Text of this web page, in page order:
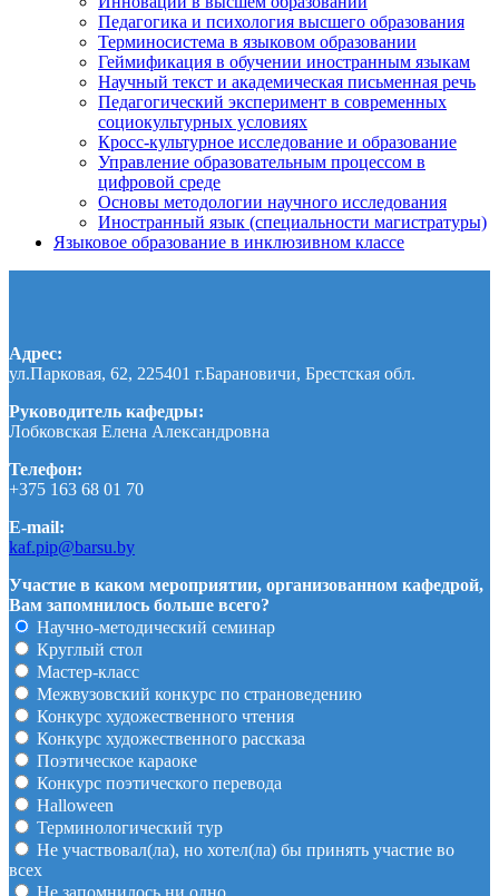
Педагогика и психология высшего образования
Терминосистема в языковом образовании
Геймификация в обучении иностранным языкам
Научный текст и академическая письменная речь
Педагогический эксперимент в современных
социокультурных условиях
Кросс-культурное исследование и образование
Управление образовательным процессом в
цифровой среде
Основы методологии научного исследования
Иностранный язык (специальности магистратуры)
Языковое образование в инклюзивном классе
Адрес:
ул.Парковая, 62, 225401 г.Барановичи, Брестская обл.
Руководитель кафедры:
Лобковская Елена Александровна
Телефон:
+375 163 68 01 70
E-mail:
kaf.pip@barsu.by
Участие в каком мероприятии, организованном кафедрой,
Вам запомнилось больше всего?
Научно-методический семинар
Круглый стол
Мастер-класс
Межвузовский конкурс по страноведению
Конкурс художественного чтения
Конкурс художественного рассказа
Поэтическое караоке
Конкурс поэтического перевода
Halloween
Терминологический тур
Не участвовал(ла), но хотел(ла) бы принять участие во
всех
Не запомнилось ни одно